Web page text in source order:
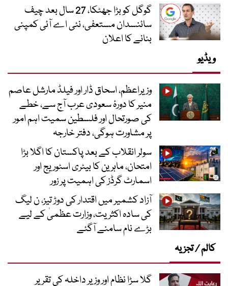
گوگل کو بڑا جھٹکا، 27 سال بعد چیف
سائنسدان مستعفی، نئی اے آئی کمپنی
بنانے کا اعلان
ویڈیو
وزیراعظم، اسحاق ڈار اور فیلڈ مارشل عاصم
منیر کا دورۂ سعودی عرب آج سے، خطے
کی صورتحال اور فلسطین سمیت اہم امور
پر مشاورت ہوگی، دفتر خارجہ
سولر انقلاب کے بعد پاکستان کا اگلا بڑا
امتحان، ماہرین کا بیٹری اسٹوریج اور
اسمارٹ گرڈز کی اہمیت پر زور
آزاد کشمیر میں اقتدار کی دوڑ تیز، ن لیگ
کی سادہ اکثریت، وزارت عظمیٰ کے لیے
بڑے نام سامنے آگئے
کالم / تجزیہ
گلا سڑا نظام اور وزیر داخلہ کی تقریر